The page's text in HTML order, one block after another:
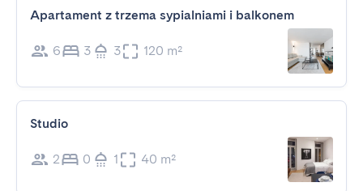
Apartament z trzema sypialniami i balkonem
6 3 3 120 m²
Studio
2 0 1 40 m²